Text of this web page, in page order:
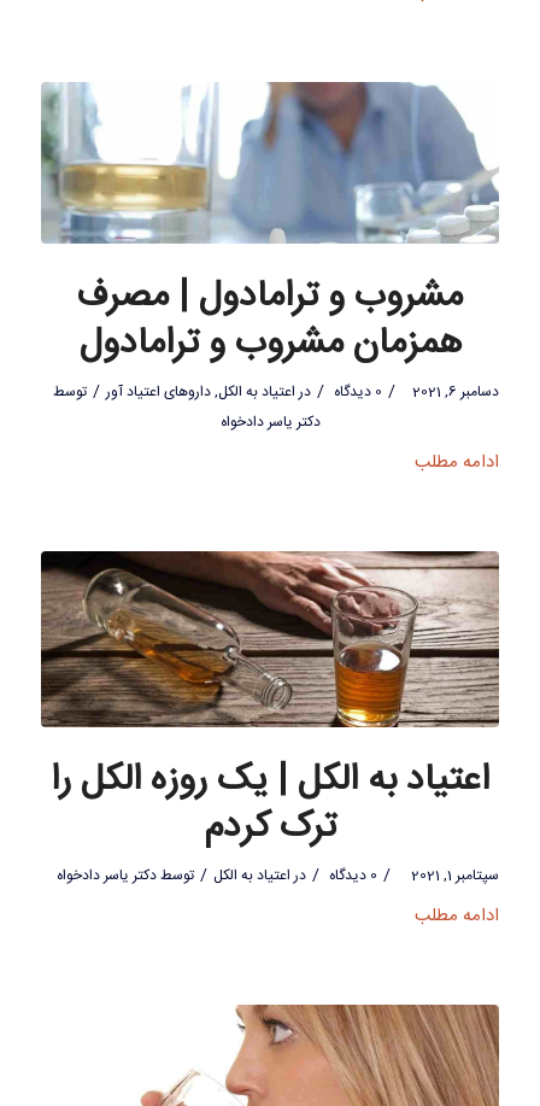
مشروب و ترامادول | مصرف
همزمان مشروب و ترامادول
دسامبر 6, 2021 / 0 دیدگاه / در اعتیاد به الکل,داروهای اعتیاد آور / توسط
دکتر یاسر دادخواه
ادامه مطلب
اعتیاد به الکل | یک روزه الکل را
ترک کردم
سپتامبر 1, 2021 / 0 دیدگاه / در اعتیاد به الکل / توسطدکتر یاسر دادخواه
ادامه مطلب